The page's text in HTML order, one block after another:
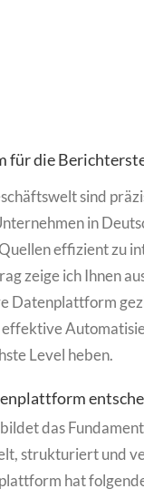
für die
sind
in
effizient zu
zeige ich Ihnen
Datenplattform
Level heben.
das
strukturiert und
hat